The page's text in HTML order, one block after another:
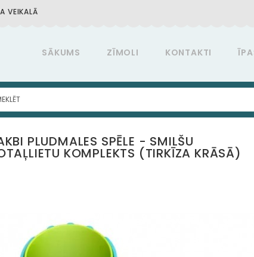
VEIKALĀ
SĀKUMS ZĪMOLI KONTAKTI
PLUDMALES SPĒLE - SMILŠU
KOMPLEKTS (TIRKĪZA KRĀSĀ)